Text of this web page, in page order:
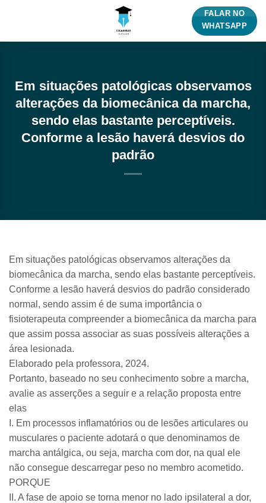
FALAR NO
WHATSAPP
Em situações patológicas observamos
alterações da biomecânica da marcha,
sendo elas bastante perceptíveis.
Conforme a lesão haverá desvios do
padrão
Em situações patológicas observamos alterações da
biomecânica da marcha, sendo elas bastante perceptíveis.
Conforme a lesão haverá desvios do padrão considerado
normal, sendo assim é de suma importância o
fisioterapeuta compreender a biomecânica da marcha para
que assim possa associar as suas possíveis alterações a
área lesionada.
Elaborado pela professora, 2024.
Portanto, baseado no seu conhecimento sobre a marcha,
avalie as asserções a seguir e a relação proposta entre
elas
I. Em processos inflamatórios ou de lesões articulares ou
musculares o paciente adotará o que denominamos de
marcha antálgica, ou seja, marcha com dor, na qual ele
não consegue descarregar peso no membro acometido.
PORQUE
II. A fase de apoio se torna menor no lado ipsilateral a dor,